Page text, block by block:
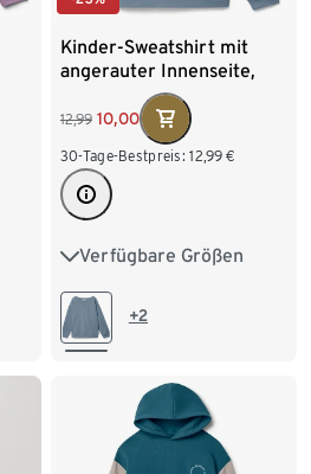
Kinder-Sweatshirt mit
angerauter Innenseite,
12,99 10,00
30-Tage-Bestpreis: 12,99 €
Verfügbare Größen
122/128 134/140
146/152+2